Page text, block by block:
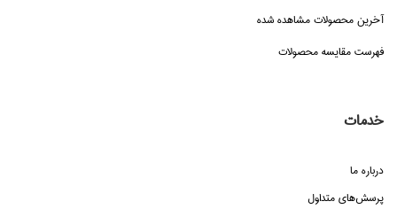
آخرین محصولات مشاهده شده
فهرست مقایسه محصولات
خدمات
درباره ما
پرسش‌هاي متداول